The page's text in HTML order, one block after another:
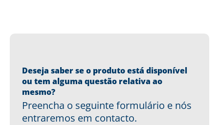
Deseja saber se o produto está disponível
ou tem alguma questão relativa ao
mesmo?
Preencha o seguinte formulário e nós
entraremos em contacto.